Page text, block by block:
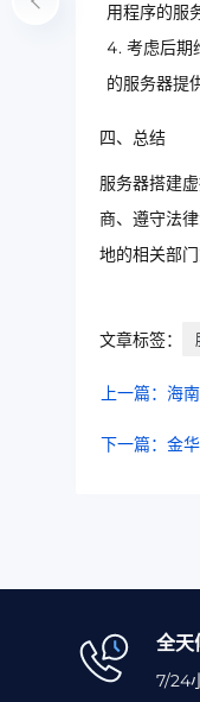
用程序的服
考虑后期
的服务器提
四、总结
服务器搭建
商、遵守法
地的相关部门
文章标签：
上一篇：海
下一篇：金
全天
7/24